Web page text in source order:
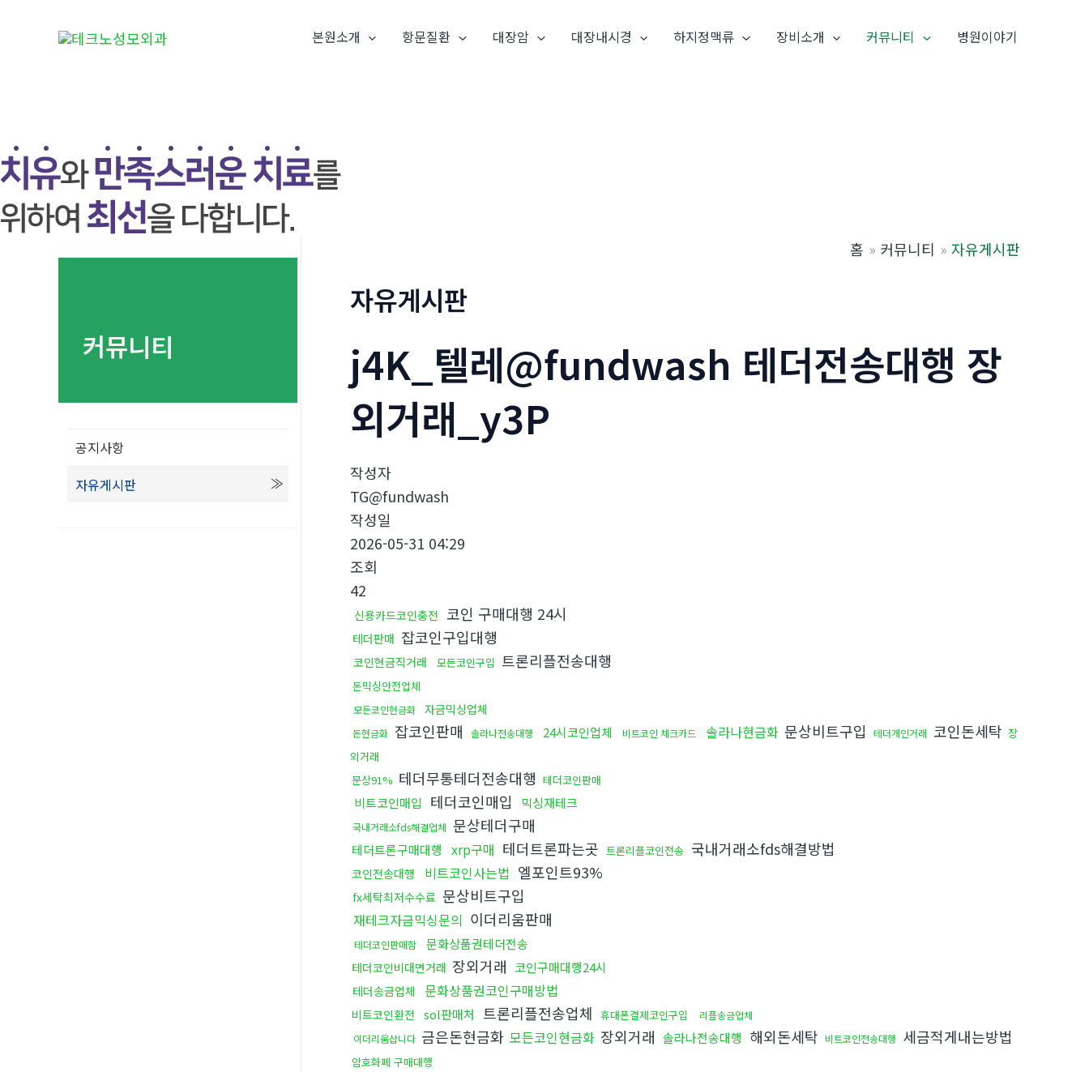
뛰
기
본원소개 항문질환 대장암 대장내시경 하지정맥류 장비소개 커뮤니티 병원이야기
커뮤니티
공지사항
자유게시판
홈 커뮤니티 자유게시판
자유게시판
j4K_텔레@fundwash 테더전송대행 장
외거래_y3P
작성자
TG@fundwash
작성일
2026-05-31 04:29
조회
42
신용카드코인충전 코인 구매대행 24시
테더판매 잡코인구입대행
코인현금직거래 모든코인구입 트론리플전송대행
돈믹싱안전업체
모든코인현금화 자금믹싱업체
돈현금화 잡코인판매 솔라나전송대행 24시코인업체 비트코인 체크카드 솔라나현금화 문상비트구입 테더개인거래 코인돈세탁 장
외거래
문상91% 테더무통테더전송대행 테더코인판매
비트코인매입 테더코인매입 믹싱재테크
국내거래소fds해결업체 문상테더구매
테더트론구매대행 xrp구매 테더트론파는곳 트론리플코인전송 국내거래소fds해결방법
코인전송대행 비트코인사는법 엘포인트93%
fx세탁최저수수료 문상비트구입
재테크자금믹싱문의 이더리움판매
테더코인판매함 문화상품권테더전송
테더코인비대면거래 장외거래 코인구매대행24시
테더송금업체 문화상품권코인구매방법
비트코인환전 sol판매처 트론리플전송업체 휴대폰결제코인구입
리플송금업체
이더리움삽니다 금은돈현금화 모든코인현금화 장외거래 솔라나전송대행 해외돈세탁 비트코인전송대행 세금적게내는방법
암호화폐 구매대행